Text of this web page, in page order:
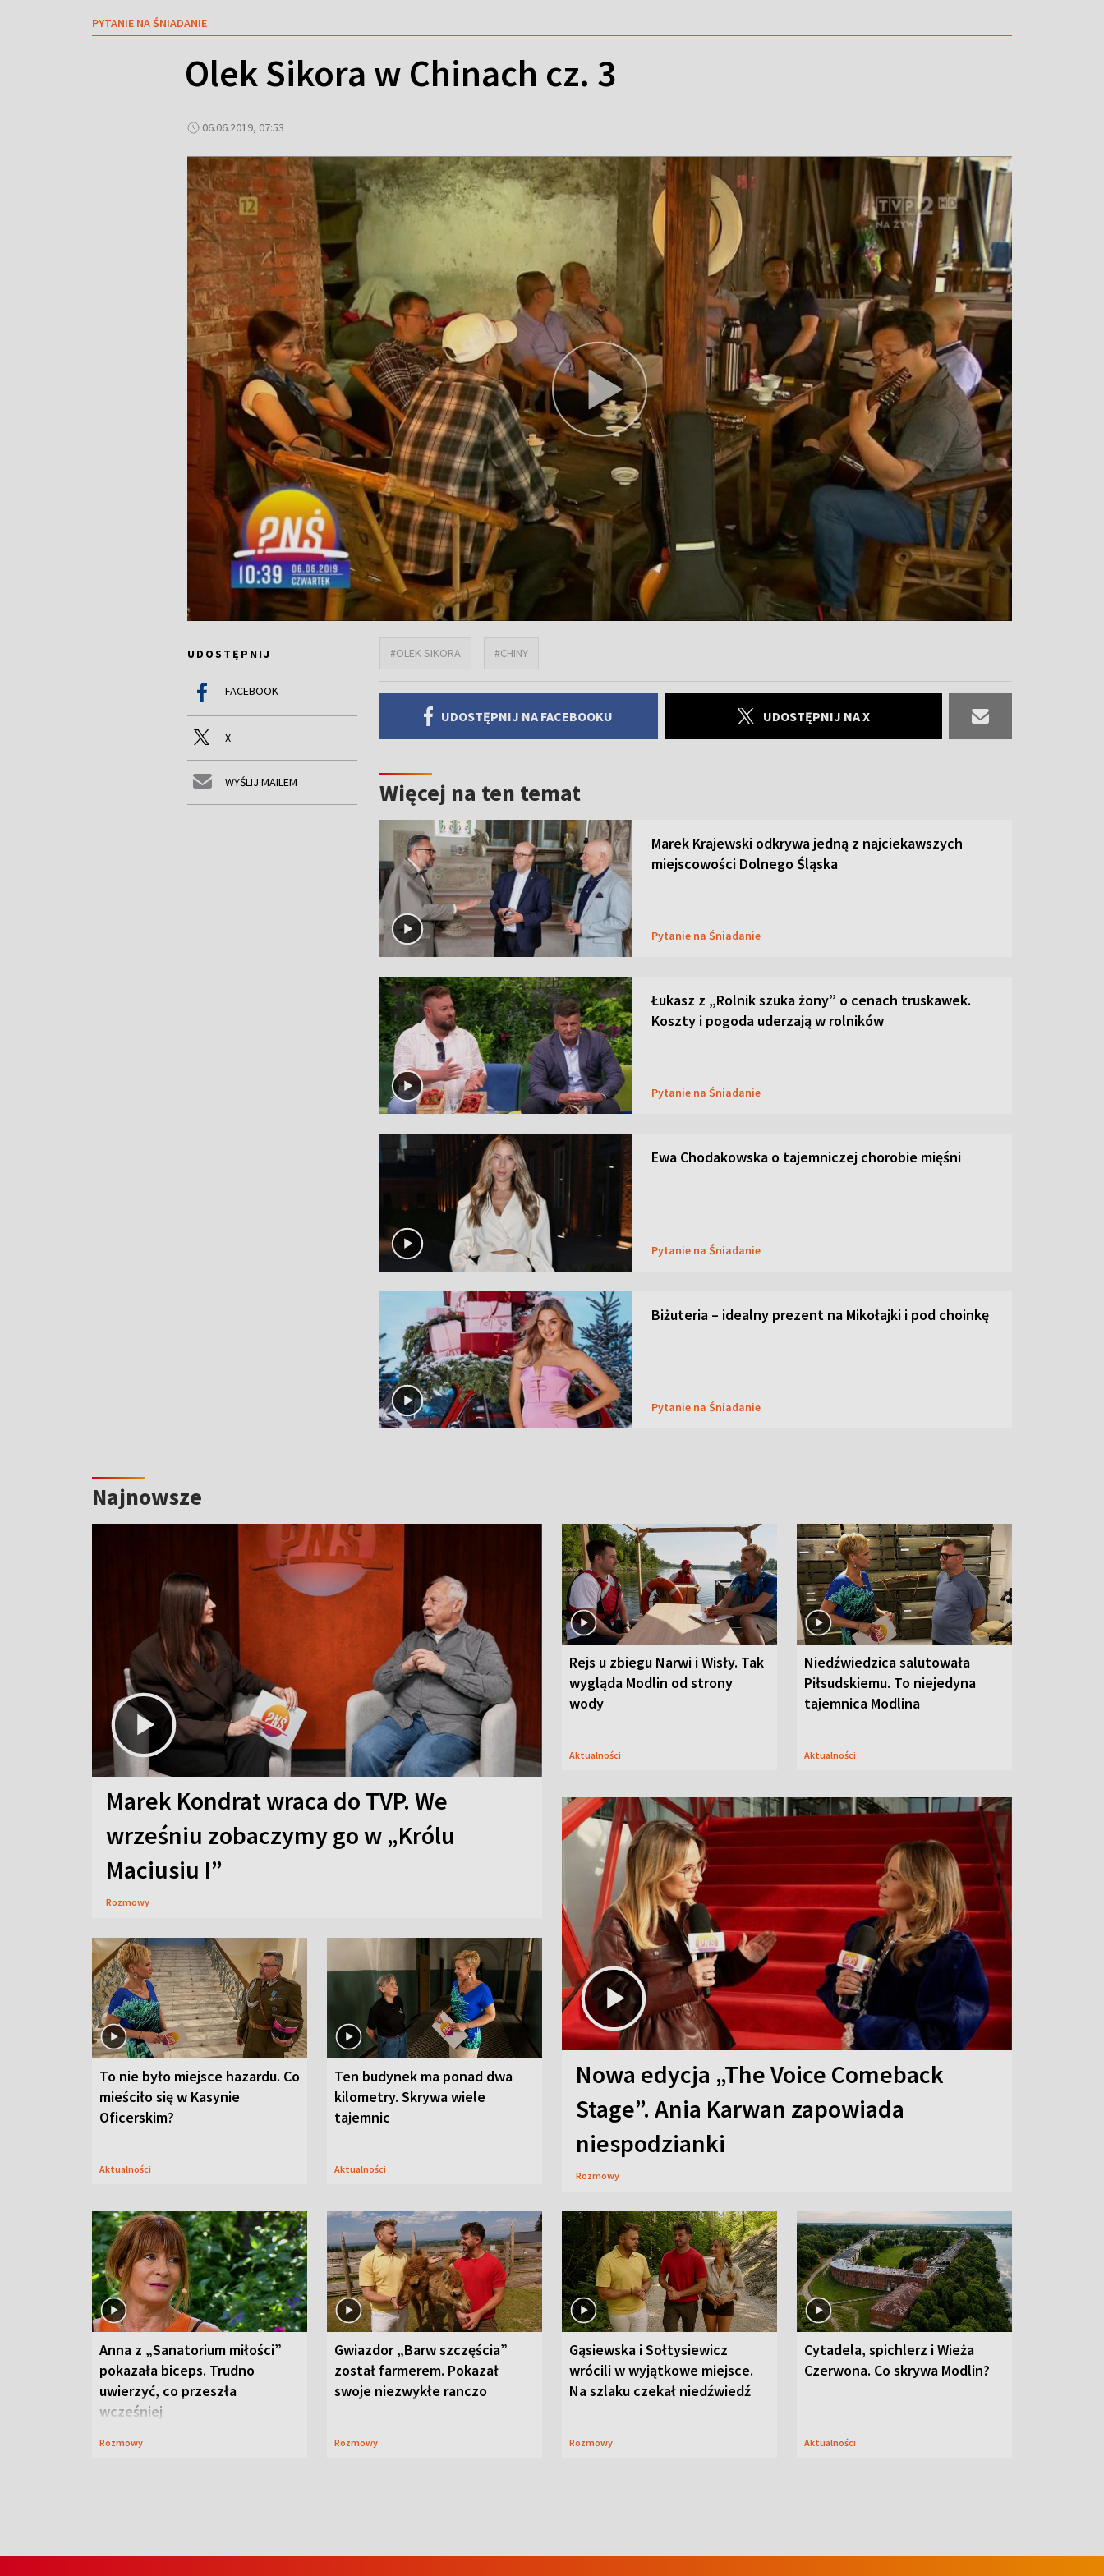
PYTANIE NA ŚNIADANIE
Olek Sikora w Chinach cz. 3
06.06.2019, 07:53
UDOSTĘPNIJ
FACEBOOK
X
WYŚLIJ MAILEM
#OLEK SIKORA #CHINY
UDOSTĘPNIJ NA FACEBOOKU UDOSTĘPNIJ NA X
Więcej na ten temat
Marek Krajewski odkrywa jedną z najciekawszych
miejscowości Dolnego Śląska
Pytanie na Śniadanie
Łukasz z „Rolnik szuka żony” o cenach truskawek.
Koszty i pogoda uderzają w rolników
Pytanie na Śniadanie
Ewa Chodakowska o tajemniczej chorobie mięśni
Pytanie na Śniadanie
Biżuteria – idealny prezent na Mikołajki i pod choinkę
Pytanie na Śniadanie
Najnowsze
Marek Kondrat wraca do TVP. We
wrześniu zobaczymy go w „Królu
Maciusiu I”
Rozmowy
Rejs u zbiegu Narwi i Wisły. Tak
wygląda Modlin od strony
wody
Aktualności
Niedźwiedzica salutowała
Piłsudskiemu. To niejedyna
tajemnica Modlina
Aktualności
To nie było miejsce hazardu. Co
mieściło się w Kasynie
Oficerskim?
Aktualności
Ten budynek ma ponad dwa
kilometry. Skrywa wiele
tajemnic
Aktualności
Nowa edycja „The Voice Comeback
Stage”. Ania Karwan zapowiada
niespodzianki
Rozmowy
Anna z „Sanatorium miłości”
pokazała biceps. Trudno
uwierzyć, co przeszła
wcześniej
Rozmowy
Gwiazdor „Barw szczęścia”
został farmerem. Pokazał
swoje niezwykłe ranczo
Rozmowy
Gąsiewska i Sołtysiewicz
wrócili w wyjątkowe miejsce.
Na szlaku czekał niedźwiedź
Rozmowy
Cytadela, spichlerz i Wieża
Czerwona. Co skrywa Modlin?
Aktualności